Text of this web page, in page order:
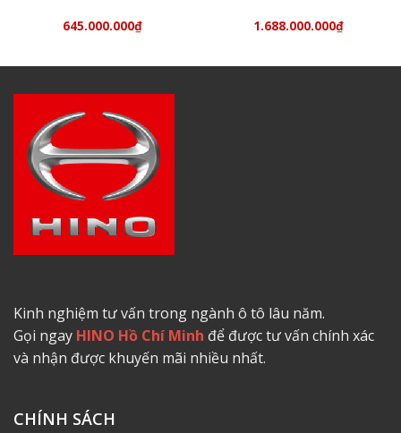
645.000.000₫ 1.688.000.000₫
Kinh nghiệm tư vấn trong ngành ô tô lâu năm.
Gọi ngay HINO Hồ Chí Minh để được tư vấn chính xác
và nhận được khuyến mãi nhiều nhất.
CHÍNH SÁCH